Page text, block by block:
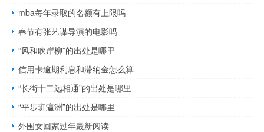
mba每年录取的名额有上限吗
春节有张艺谋导演的电影吗
“风和吹岸柳”的出处是哪里
信用卡逾期利息和滞纳金怎么算
“长街十二远相通”的出处是哪里
“平步班瀛洲”的出处是哪里
外围女回家过年最新阅读